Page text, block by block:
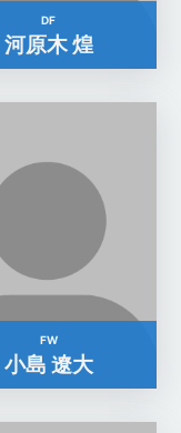
DF
河原木 煌
FW
小島 遼大